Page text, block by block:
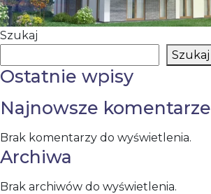
Szukaj
Szukaj
Ostatnie wpisy
Najnowsze komentarze
Brak komentarzy do wyświetlenia.
Archiwa
Brak archiwów do wyświetlenia.